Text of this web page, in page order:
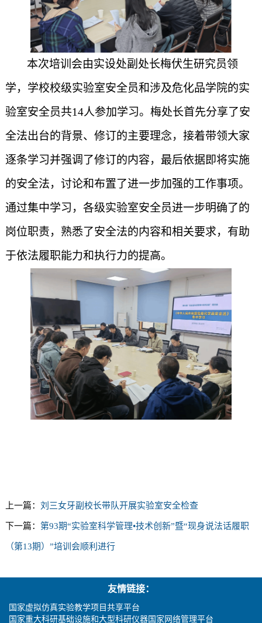
本次培训会由实设处副处长梅伏生研究员领
学，学校校级实验室安全员和涉及危化品学院的实
验室安全员共14人参加学习。梅处长首先分享了安
全法出台的背景、修订的主要理念，接着带领大家
逐条学习并强调了修订的内容，最后依据即将实施
的安全法，讨论和布置了进一步加强的工作事项。
通过集中学习，各级实验室安全员进一步明确了的
岗位职责，熟悉了安全法的内容和相关要求，有助
于依法履职能力和执行力的提高。
上一篇： 刘三女牙副校长带队开展实验室安全检查
下一篇： 第93期“实验室科学管理•技术创新”暨“现身说法话履职
（第13期）”培训会顺利进行
友情链接：
国家虚拟仿真实验教学项目共享平台
国家重大科研基础设施和大型科研仪器国家网络管理平台